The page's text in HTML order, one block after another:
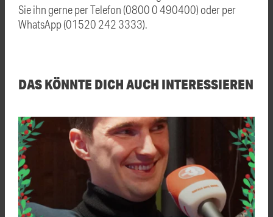
Sie ihn gerne per Telefon (0800 0 490400) oder per
WhatsApp (01520 242 3333).
DAS KÖNNTE DICH AUCH INTERESSIEREN